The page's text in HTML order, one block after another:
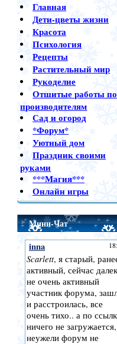
Главная
Дети-цветы жизни
Красота
Психология
Рецепты
Растительный мир
Рукоделие
Отшитые работы по
производителям
Сад и огород
*Форум*
Уютный дом
Праздник своими
руками
***Магия***
Онлайн игры
Мини-Чат